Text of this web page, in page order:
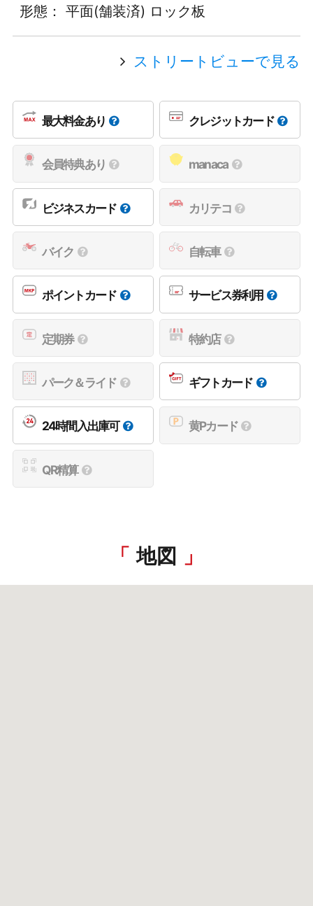
形態： 平面(舗装済) ロック板
ストリートビューで見る
最大料金あり クレジットカード
会員特典あり manaca
ビジネスカード カリテコ
バイク 自転車
ポイントカード サービス券利用
定期券 特約店
パーク＆ライド ギフトカード
24時間入出庫可 黄Pカード
QR精算
地図